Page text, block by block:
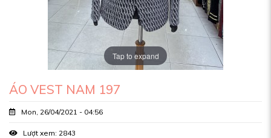
Tap to expand
ÁO VEST NAM 197
Mon, 26/04/2021 - 04:56
Lượt xem: 2843